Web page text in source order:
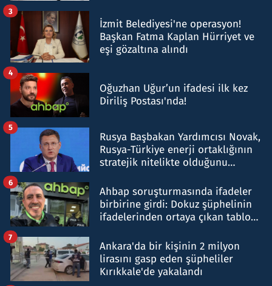
İzmit Belediyesi'ne operasyon!
Başkan Fatma Kaplan Hürriyet ve
eşi gözaltına alındı
3
Oğuzhan Uğur’un ifadesi ilk kez
Diriliş Postası'nda!
4
Rusya Başbakan Yardımcısı Novak,
Rusya-Türkiye enerji ortaklığının
stratejik nitelikte olduğunu
5
Ahbap soruşturmasında ifadeler
birbirine girdi: Dokuz şüphelinin
ifadelerinden ortaya çıkan tablo
6
Ankara'da bir kişinin 2 milyon
lirasını gasp eden şüpheliler
Kırıkkale'de yakalandı
7